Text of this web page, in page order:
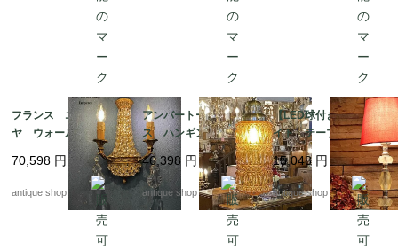
フランス エンパイ
ヤ ウォールブラケッ
トランプ*wall chandeli
er
70,598 円
antique shop at's
アンバートールグラ
ス ハンギングラン
プ *1960's amber tall
46,398 円
antique shop at's
【LED球付き】ルーサ
イト テーブルランプ
15,048 円
antique shop at's